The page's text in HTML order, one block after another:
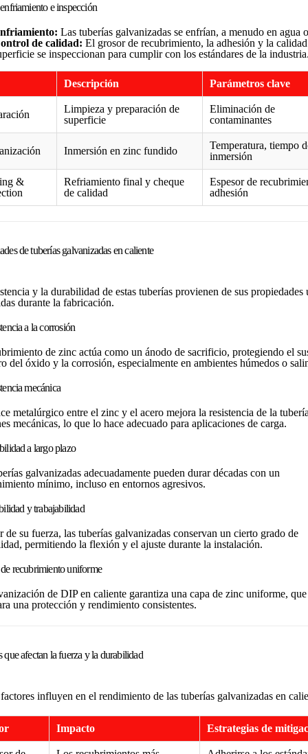
e inspección
Las tuberías galvanizadas se enfrían, a menudo en agua
de calidad: El grosor de recubrimiento, la adhesión y la
se inspeccionan para cumplir con los estándares de la
Descripción Parámetros clave
Limpieza y preparación de
superficie
Eliminación de
contaminantes
Inmersión en zinc fundido
Temperatura, tiempo
inmersión
&
Refriamiento final y cheque
de calidad
Espesor de
adhesión
de tuberías galvanizadas en caliente
y la durabilidad de estas tuberías provienen de sus propiedades
durante la fabricación.
a la corrosión
de zinc actúa como un ánodo de sacrificio, protegiendo el
del óxido y la corrosión, especialmente en ambientes húmedos o
mecánica
metalúrgico entre el zinc y el acero mejora la resistencia de la
mecánicas, lo que lo hace adecuado para aplicaciones de carga.
a largo plazo
galvanizadas adecuadamente pueden durar décadas con un
mínimo, incluso en entornos agresivos.
y trabajabilidad
de su fuerza, las tuberías galvanizadas conservan un cierto grado de
permitiendo la flexión y el ajuste durante la instalación.
recubrimiento uniforme
de DIP en caliente garantiza una capa de zinc uniforme, que
una protección y rendimiento consistentes.
que afectan la fuerza y ​​la durabilidad
influyen en el rendimiento de las tuberías galvanizadas en
Impacto Estrategias de